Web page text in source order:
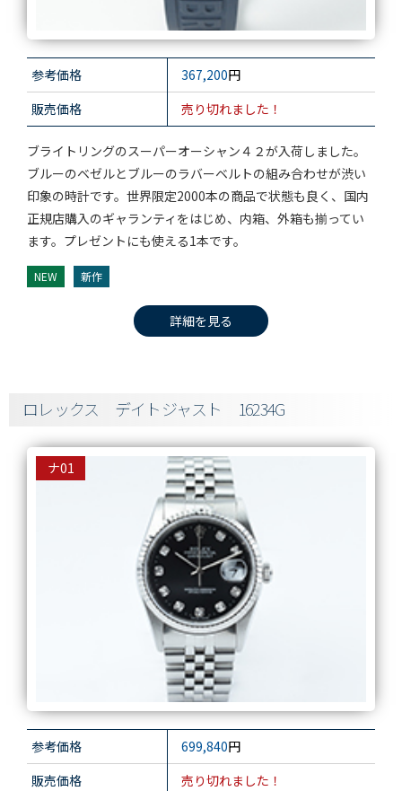
参考価格 367,200円
販売価格
売り切れました！
ブライトリングのスーパーオーシャン４２が入荷しました。
ブルーのベゼルとブルーのラバーベルトの組み合わせが渋い
印象の時計です。世界限定2000本の商品で状態も良く、国内
正規店購入のギャランティをはじめ、内箱、外箱も揃ってい
ます。プレゼントにも使える1本です。
NEW 新作
詳細を見る
ロレックス デイトジャスト 16234G
ナ01
参考価格 699,840円
販売価格
売り切れました！